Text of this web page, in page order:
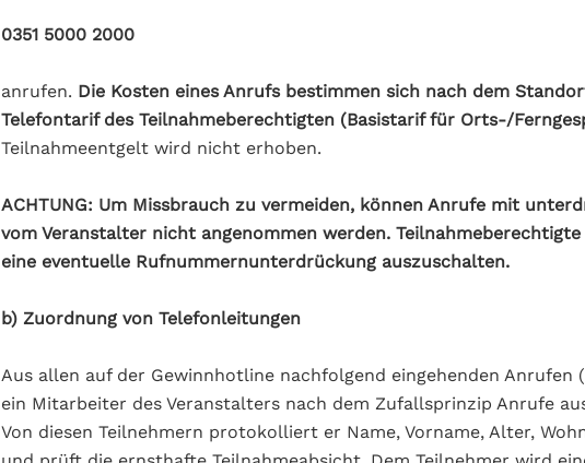
0351 5000 2000
anrufen. Die Kosten eines Anrufs bestimmen sich nach dem
Telefontarif des Teilnahmeberechtigten (Basistarif für Orts-/
Teilnahmeentgelt wird nicht erhoben.
ACHTUNG: Um Missbrauch zu vermeiden, können Anrufe mit
vom Veranstalter nicht angenommen werden.
eine eventuelle Rufnummernunterdrückung auszuschalten.
b) Zuordnung von Telefonleitungen
Aus allen auf der Gewinnhotline nachfolgend eingehenden Anrufen
ein Mitarbeiter des Veranstalters nach dem Zufallsprinzip Anrufe
Von diesen Teilnehmern protokolliert er Name, Vorname, Alter,